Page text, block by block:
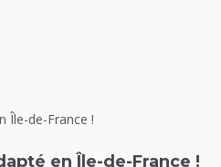
en Île-de-France !